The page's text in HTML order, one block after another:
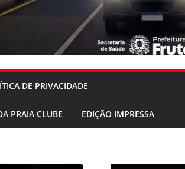
DE PRIVACIDADE
PRAIA CLUBE EDIÇÃO IMPRESSA